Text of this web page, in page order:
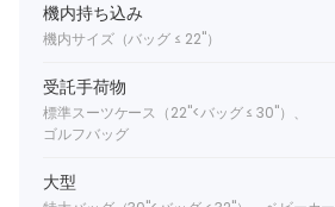
機内持ち込み
機内サイズ（バッグ ≤ 22"）
受託手荷物
標準スーツケース（22"<バッグ ≤ 30"）、
ゴルフバッグ
大型